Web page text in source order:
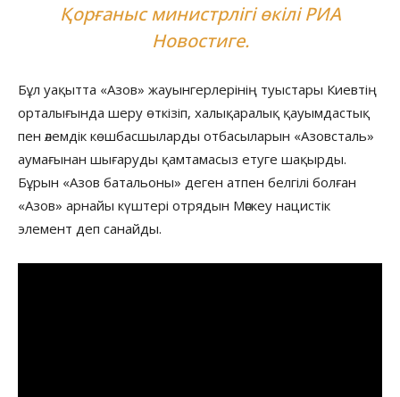
Қорғаныс министрлігі өкіліРИА
Новостиге.
Бұл уақытта «Азов» жауынгерлерінің туыстары Киевтің
орталығында шеру өткізіп, халықаралық қауымдастық
пен әлемдік көшбасшыларды отбасыларын «Азовсталь»
аумағынан шығаруды қамтамасыз етуге шақырды.
Бұрын «Азов батальоны» деген атпен белгілі болған
«Азов» арнайы күштері отрядын Мәскеу нацистік
элемент деп санайды.